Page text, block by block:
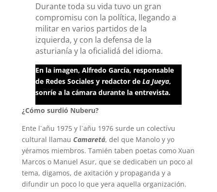
Durante toda su vida tuvo un gran
compromisu con la política, llegando a
militar en varios partidos de la
izquierda, y con la defensa de la
asturianía y la oficialidá del idioma.
En la imagen, Alfredo García, responsable
de Redes Sociales y redactor deLa Jueya,
sonríe a la cámara durante la entrevista.
¿Cómo surdió Nuberu?
Ente l`añu 1975 y l`añu 1976 surde un colectívu
cultural llamau Camaretá, del que Manolo y yo
yéramos miembros. Tamién taben poetas como Xuan
Marcos o Manuel Asur, que se dedicaben un poco al
tema, digamos, de axitación y propaganda y a
difundir un poco lo que yera aquella organización.